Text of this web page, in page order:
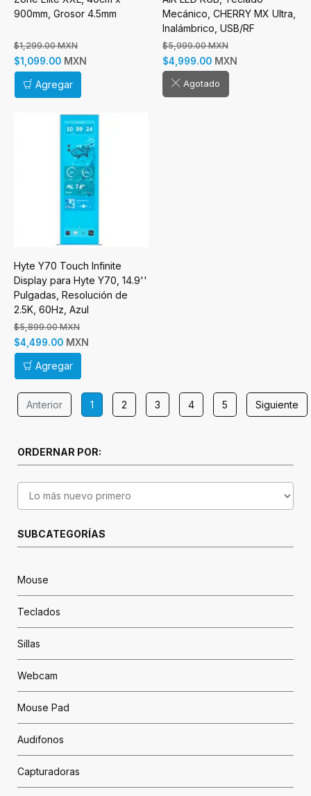
900mm, Grosor 4.5mm
$1,299.00 MXN
$1,099.00 MXN
Agregar
Mecánico, CHERRY MX Ultra,
Inalámbrico, USB/RF
Inalámbrico/Bluetooth,
Negro, Inglés
$5,999.00 MXN
$4,999.00 MXN
Agotado
Hyte Y70 Touch Infinite
Display para Hyte Y70, 14.9''
Pulgadas, Resolución de
2.5K, 60Hz, Azul
$5,899.00 MXN
$4,499.00 MXN
Agregar
Anterior 1 2 3 4 5 Siguiente
ORDERNAR POR:
SUBCATEGORÍAS
Mouse
Teclados
Sillas
Webcam
Mouse Pad
Audifonos
Capturadoras